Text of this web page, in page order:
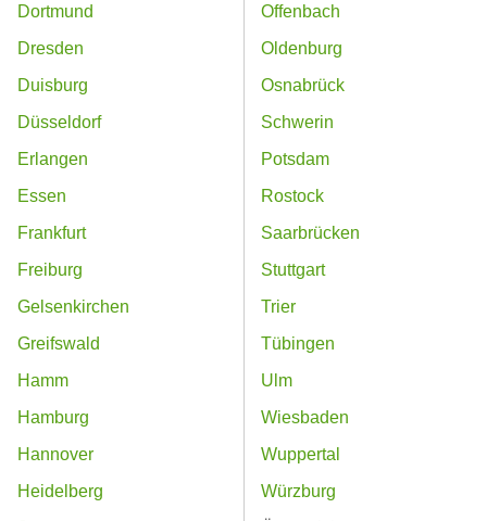
Dortmund
Dresden
Duisburg
Düsseldorf
Erlangen
Essen
Frankfurt
Freiburg
Gelsenkirchen
Greifswald
Hamm
Hamburg
Hannover
Heidelberg
Offenbach
Oldenburg
Osnabrück
Schwerin
Potsdam
Rostock
Saarbrücken
Stuttgart
Trier
Tübingen
Ulm
Wiesbaden
Wuppertal
Würzburg